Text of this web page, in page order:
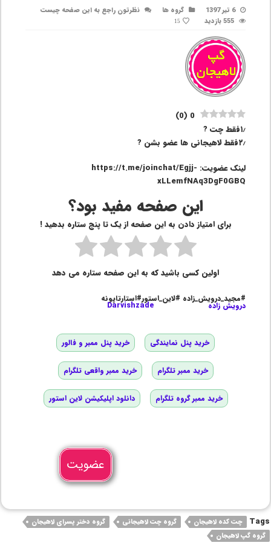
6 تیر 1397 گروه ها
نظرتون راجع به این صفحه چیست
555 بازدید
15
0
(
0
)
۱٫فقط چت ?
۲٫فقط لاهیجانی ها عضو بشن ?
لینک عضویت: https://t.me/joinchat/Egjj-
xLLemfNAq3DgF0GBQ
این صفحه مفید بود؟
برای امتیاز دادن به این صفحه از یک تا پنج ستاره بدهید !
اولین کسی باشید که به این صفحه ستاره می دهد
#مجید_درویش_زاده #لاین_استور#استارتاپونه
درویش زاده Darvishzade
خرید پنل نمایندگی خرید پنل ممبر و فالور
خرید ممبر تلگرام خرید ممبر واقعی تلگرام
خرید ممبر گروه تلگرام دانلود اپلیکیشن لاین استور
عضویت
Tags چت کده لاهیجان گروه چت لاهیجانی
گروه دختر پسرای لاهیجان
گروه گپ لاهیجان